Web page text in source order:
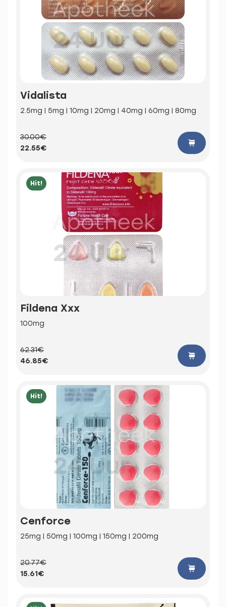
Vidalista
2.5mg | 5mg | 10mg | 20mg | 40mg | 60mg | 80mg
30.00€
22.55€
Hit!
Fildena Xxx
100mg
62.31€
46.85€
Hit!
Cenforce
25mg | 50mg | 100mg | 150mg | 200mg
20.77€
15.61€